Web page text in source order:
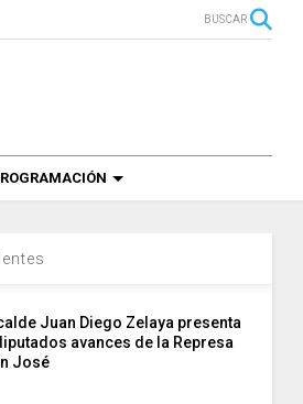
BUSCAR
Juan Diego Zelaya presenta
avances de la Represa
José